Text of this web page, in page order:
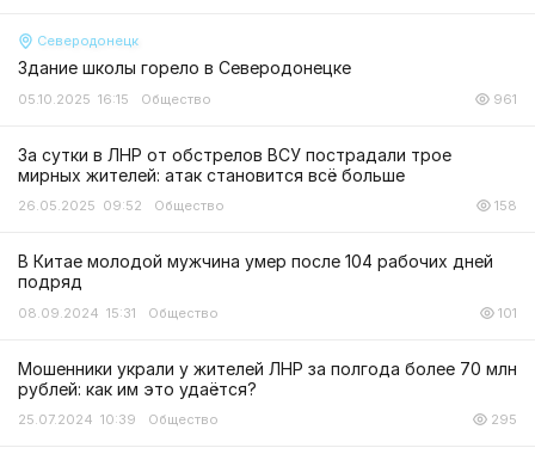
Северодонецк
Здание школы горело в Северодонецке
05.10.2025 16:15 Общество 961
За сутки в ЛНР от обстрелов ВСУ пострадали трое
мирных жителей: атак становится всё больше
26.05.2025 09:52 Общество 158
В Китае молодой мужчина умер после 104 рабочих дней
подряд
08.09.2024 15:31 Общество 101
Мошенники украли у жителей ЛНР за полгода более 70 млн
рублей: как им это удаётся?
25.07.2024 10:39 Общество 295